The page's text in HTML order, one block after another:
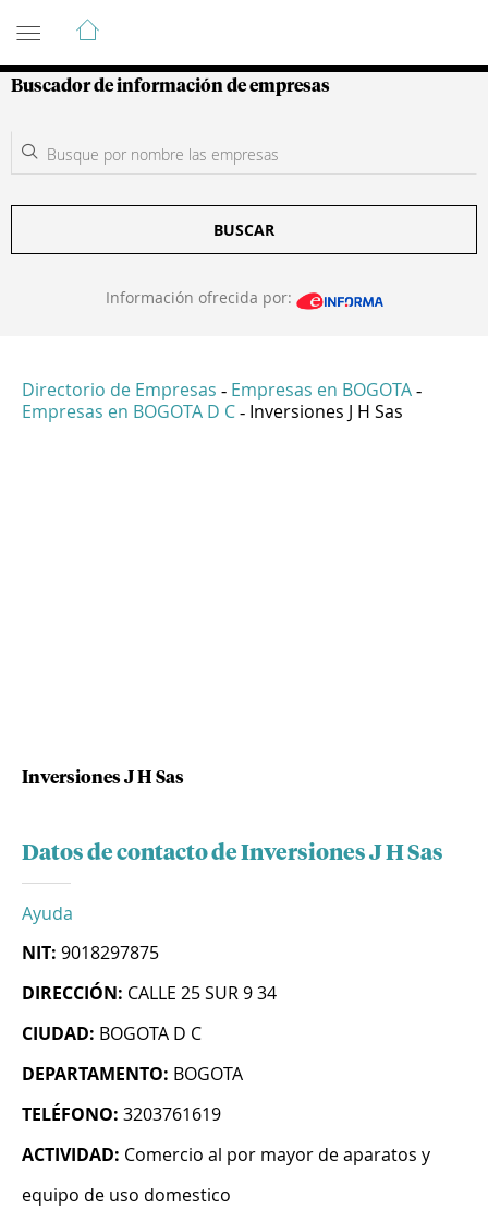
Guía de Empresas Colombianas
Buscador de información de empresas
BUSCAR
Información ofrecida por:
Directorio de Empresas - Empresas en BOGOTA -
Empresas en BOGOTA D C - Inversiones J H Sas
Inversiones J H Sas
Datos de contacto de Inversiones J H Sas
Ayuda
NIT: 9018297875
DIRECCIÓN: CALLE 25 SUR 9 34
CIUDAD: BOGOTA D C
DEPARTAMENTO: BOGOTA
TELÉFONO: 3203761619
ACTIVIDAD: Comercio al por mayor de aparatos y
equipo de uso domestico